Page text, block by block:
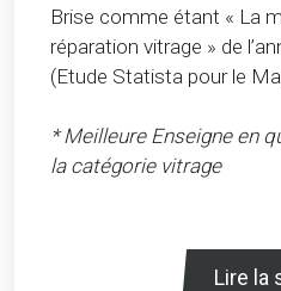
Brise comme étant « La
réparation vitrage » de
(Etude Statista pour le
* Meilleure Enseigne en
la catégorie vitrage
Lire la